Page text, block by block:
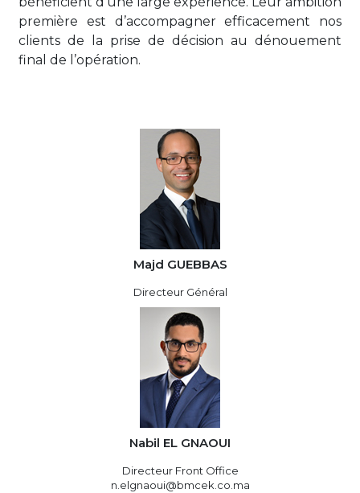
première est d’accompagner efficacement nos
clients de la prise de décision au dénouement
final de l’opération.
Majd GUEBBAS
Directeur Général
Nabil EL GNAOUI
Directeur Front Office
n.elgnaoui@bmcek.co.ma